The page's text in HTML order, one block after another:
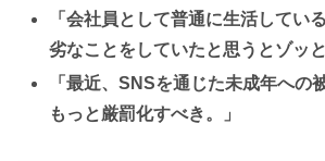
「会社員として普通に生活してい
劣なことをしていたと思うとゾッと
「最近、SNSを通じた未成年への
もっと厳罰化すべき。」